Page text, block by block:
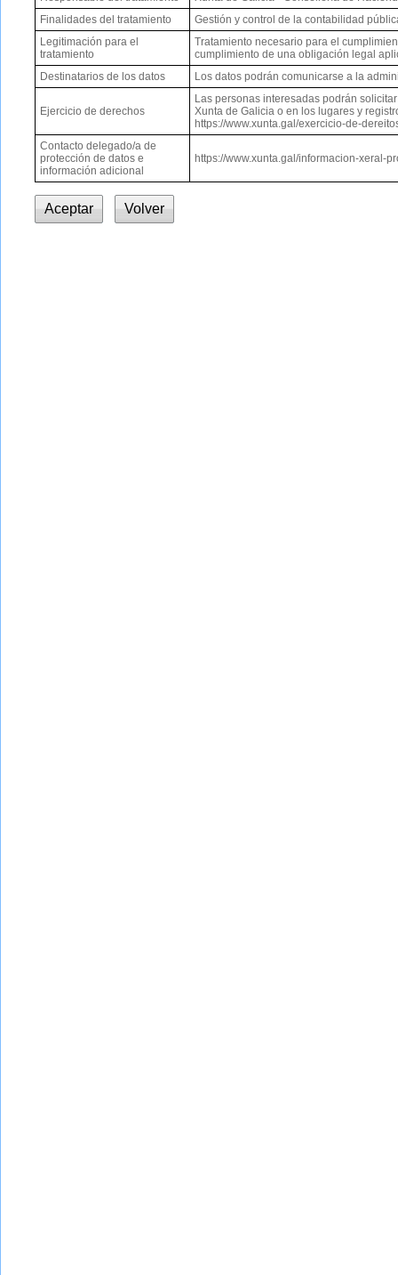
Finalidades del tratamiento
Gestión y control de la contabilidad
Legitimación para el
tratamiento
Tratamiento necesario para el
cumplimiento de una obligación legal
Destinatarios de los datos
Los datos podrán comunicarse a la
Ejercicio de derechos
Las personas interesadas podrán
Xunta de Galicia o en los lugares y
https://www.xunta.gal/exercicio-de-
Contacto delegado/a de
protección de datos e
información adicional
https://www.xunta.gal/informacion-xeral-